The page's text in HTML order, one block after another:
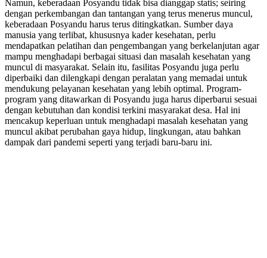
Namun, keberadaan Posyandu tidak bisa dianggap statis; seiring
dengan perkembangan dan tantangan yang terus menerus muncul,
keberadaan Posyandu harus terus ditingkatkan. Sumber daya
manusia yang terlibat, khususnya kader kesehatan, perlu
mendapatkan pelatihan dan pengembangan yang berkelanjutan agar
mampu menghadapi berbagai situasi dan masalah kesehatan yang
muncul di masyarakat. Selain itu, fasilitas Posyandu juga perlu
diperbaiki dan dilengkapi dengan peralatan yang memadai untuk
mendukung pelayanan kesehatan yang lebih optimal. Program-
program yang ditawarkan di Posyandu juga harus diperbarui sesuai
dengan kebutuhan dan kondisi terkini masyarakat desa. Hal ini
mencakup keperluan untuk menghadapi masalah kesehatan yang
muncul akibat perubahan gaya hidup, lingkungan, atau bahkan
dampak dari pandemi seperti yang terjadi baru-baru ini.